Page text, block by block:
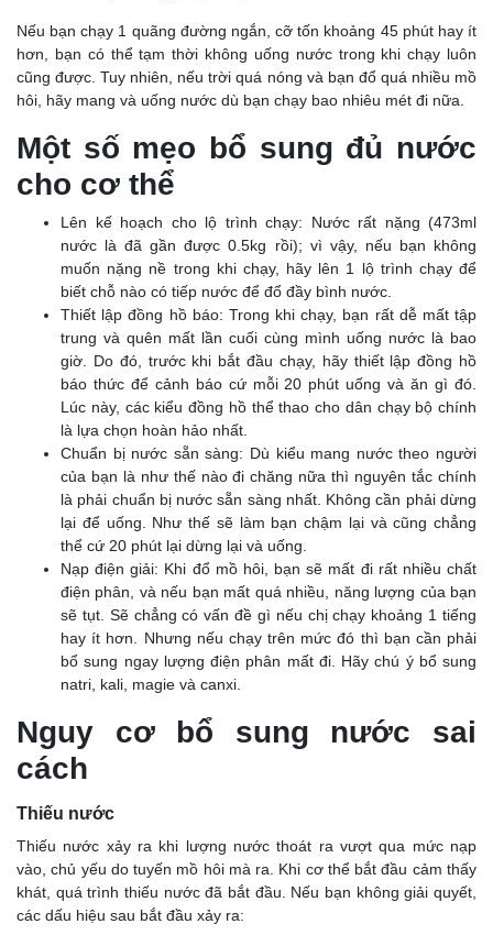
Nếu bạn chạy 1 quãng đường ngắn, cỡ tốn khoảng 45 phút hay ít
hơn, bạn có thể tạm thời không uống nước trong khi chạy luôn
cũng được. Tuy nhiên, nếu trời quá nóng và bạn đổ quá nhiều mồ
hôi, hãy mang và uống nước dù bạn chạy bao nhiêu mét đi nữa.
Một số mẹo bổ sung đủ nước
cho cơ thể
Lên kế hoạch cho lộ trình chạy: Nước rất nặng (473ml
nước là đã gần được 0.5kg rồi); vì vậy, nếu bạn không
muốn nặng nề trong khi chạy, hãy lên 1 lộ trình chạy để
biết chỗ nào có tiếp nước để đổ đầy bình nước.
Thiết lập đồng hồ báo: Trong khi chạy, bạn rất dễ mất tập
trung và quên mất lần cuối cùng mình uống nước là bao
giờ. Do đó, trước khi bắt đầu chạy, hãy thiết lập đồng hồ
báo thức để cảnh báo cứ mỗi 20 phút uống và ăn gì đó.
Lúc này, các kiểu đồng hồ thể thao cho dân chạy bộ chính
là lựa chọn hoàn hảo nhất.
Chuẩn bị nước sẵn sàng: Dù kiểu mang nước theo người
của bạn là như thế nào đi chăng nữa thì nguyên tắc chính
là phải chuẩn bị nước sẵn sàng nhất. Không cần phải dừng
lại để uống. Như thế sẽ làm bạn chậm lại và cũng chẳng
thể cứ 20 phút lại dừng lại và uống.
Nạp điện giải: Khi đổ mồ hôi, bạn sẽ mất đi rất nhiều chất
điện phân, và nếu bạn mất quá nhiều, năng lượng của bạn
sẽ tụt. Sẽ chẳng có vấn đề gì nếu chị chạy khoảng 1 tiếng
hay ít hơn. Nhưng nếu chạy trên mức đó thì bạn cần phải
bổ sung ngay lượng điện phân mất đi. Hãy chú ý bổ sung
natri, kali, magie và canxi.
Nguy cơ bổ sung nước sai
cách
Thiếu nước
Thiếu nước xảy ra khi lượng nước thoát ra vượt qua mức nạp
vào, chủ yếu do tuyến mồ hôi mà ra. Khi cơ thể bắt đầu cảm thấy
khát, quá trình thiếu nước đã bắt đầu. Nếu bạn không giải quyết,
các dấu hiệu sau bắt đầu xảy ra: